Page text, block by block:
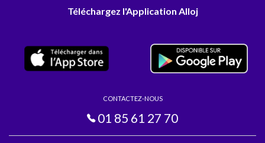
Téléchargez l'Application Alloj
CONTACTEZ-NOUS
01 85 61 27 70